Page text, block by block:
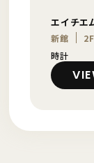
エイチエ
新館 2F
時計